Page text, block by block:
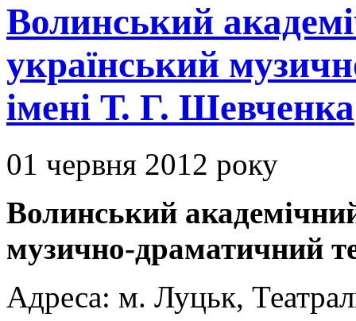
Волинський
український
імені Т. Г. Шевченка
01 червня 2012 року
Волинський
музично-драматичний
Адреса: м. Луцьк,